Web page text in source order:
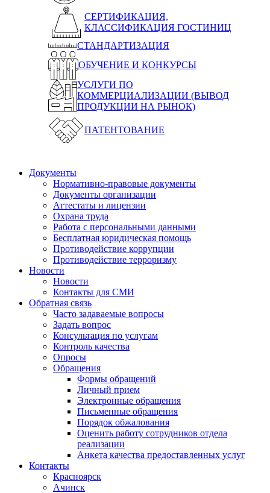
СЕРТИФИКАЦИЯ,
КЛАССИФИКАЦИЯ ГОСТИНИЦ
СТАНДАРТИЗАЦИЯ
ОБУЧЕНИЕ И КОНКУРСЫ
УСЛУГИ ПО
КОММЕРЦИАЛИЗАЦИИ (ВЫВОД
ПРОДУКЦИИ НА РЫНОК)
ПАТЕНТОВАНИЕ
Документы
Нормативно-правовые документы
Документы организации
Аттестаты и лицензии
Охрана труда
Работа с персональными данными
Бесплатная юридическая помощь
Противодействие коррупции
Противодействие терроризму
Новости
Новости
Контакты для СМИ
Обратная связь
Часто задаваемые вопросы
Задать вопрос
Консультация по услугам
Контроль качества
Опросы
Обращения
Формы обращений
Личный прием
Электронные обращения
Письменные обращения
Порядок обжалования
Оценить работу сотрудников отдела
реализации
Анкета качества предоставленных услуг
Контакты
Красноярск
Ачинск